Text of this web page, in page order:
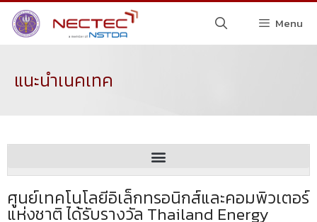
Menu
แนะนำเนคเทค
ศูนย์เทคโนโลยีอิเล็กทรอนิกส์และคอมพิวเตอร์
แห่งชาติ ได้รับรางวัล Thailand Energy